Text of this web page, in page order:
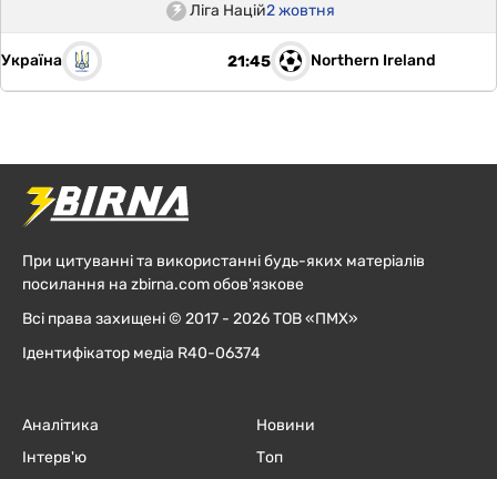
Ліга Націй2 жовтня
Україна 21:45 Northern Ireland
При цитуванні та використанні будь-яких матеріалів
посилання на zbirna.com обов'язкове
Всі права захищені © 2017 - 2026 ТОВ «ПМХ»
Ідентифікатор медіа R40-06374
Аналітика
Інтерв'ю
Новини
Топ